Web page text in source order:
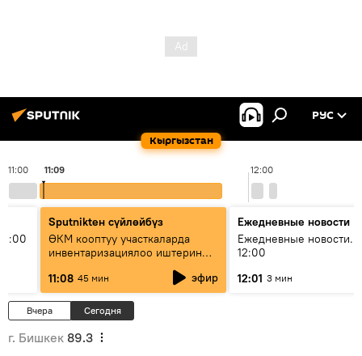
Кыргызстан
РУС
11:00 12:00
11:09
Sputnikteн сүйлөйбүз
ӨКМ кооптуу участкаларда
инвентаризациялоо иштерин
жүргүзүүдө — иш кайсы этапта?
11:08 45 мин эфир
Ежедневные новости
Ежедневные новости.
12:00
12:01 3 мин
Вчера Сегодня
г. Бишкек 89.3